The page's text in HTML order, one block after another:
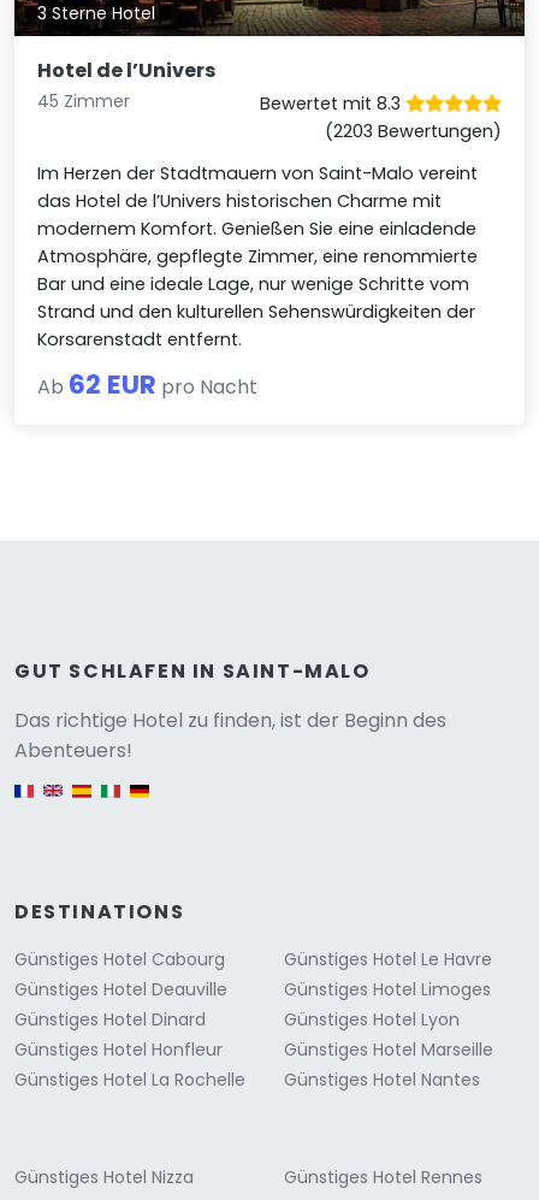
3 Sterne Hotel
Hotel de l’Univers
45 Zimmer
Bewertet mit 8.3
(2203 Bewertungen)
Im Herzen der Stadtmauern von Saint-Malo vereint
das Hotel de l’Univers historischen Charme mit
modernem Komfort. Genießen Sie eine einladende
Atmosphäre, gepflegte Zimmer, eine renommierte
Bar und eine ideale Lage, nur wenige Schritte vom
Strand und den kulturellen Sehenswürdigkeiten der
Korsarenstadt entfernt.
Ab 62 EUR pro Nacht
GUT SCHLAFEN IN SAINT-MALO
Das richtige Hotel zu finden, ist der Beginn des
Abenteuers!
English version
DESTINATIONS
Günstiges Hotel Cabourg
Günstiges Hotel Deauville
Günstiges Hotel Dinard
Günstiges Hotel Honfleur
Günstiges Hotel La Rochelle
Günstiges Hotel Le Havre
Günstiges Hotel Limoges
Günstiges Hotel Lyon
Günstiges Hotel Marseille
Günstiges Hotel Nantes
Günstiges Hotel Nizza
Günstiges Hotel Rennes